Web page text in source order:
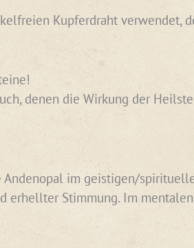
Kupferdraht
denen die Wirkung der
im geistigen/
erhellter Stimmung. Im